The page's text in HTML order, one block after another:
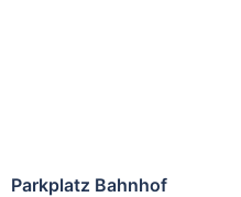
Parkplatz Bahnhof